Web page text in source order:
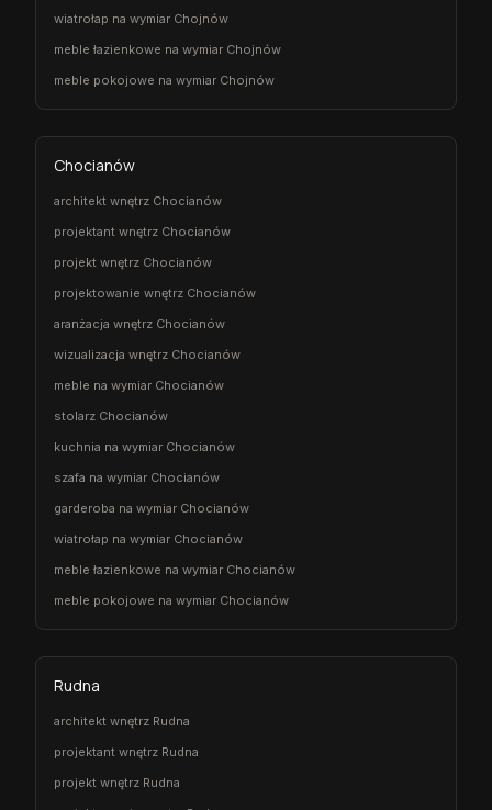
wiatrołap na wymiar Chojnów
meble łazienkowe na wymiar Chojnów
meble pokojowe na wymiar Chojnów
Chocianów
architekt wnętrz Chocianów
projektant wnętrz Chocianów
projekt wnętrz Chocianów
projektowanie wnętrz Chocianów
aranżacja wnętrz Chocianów
wizualizacja wnętrz Chocianów
meble na wymiar Chocianów
stolarz Chocianów
kuchnia na wymiar Chocianów
szafa na wymiar Chocianów
garderoba na wymiar Chocianów
wiatrołap na wymiar Chocianów
meble łazienkowe na wymiar Chocianów
meble pokojowe na wymiar Chocianów
Rudna
architekt wnętrz Rudna
projektant wnętrz Rudna
projekt wnętrz Rudna